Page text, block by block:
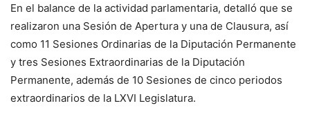
En el balance de la actividad parlamentaria, detalló que se
realizaron una Sesión de Apertura y una de Clausura, así
como 11 Sesiones Ordinarias de la Diputación Permanente
y tres Sesiones Extraordinarias de la Diputación
Permanente, además de 10 Sesiones de cinco periodos
extraordinarios de la LXVI Legislatura.